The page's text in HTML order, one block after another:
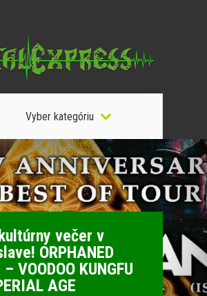
Vyber kategóriu
večer v
ORPHANED
VOODOO KUNGFU
AGE